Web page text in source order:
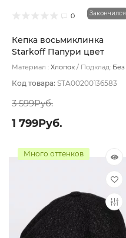
0 Закончился
Кепка восьмиклинка
Starkoff Папури цвет
Синий размер 59
Материал : Хлопок Подклад: Без
Код товара: STA00200136583
3 599Руб.
1 799Руб.
Много оттенков